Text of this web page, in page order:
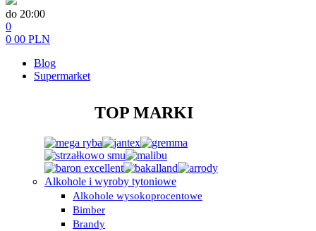
do 20:00
0
0 00 PLN
Blog
Supermarket
TOP MARKI
Alkohole i wyroby tytoniowe
Alkohole wysokoprocentowe
Bimber
Brandy